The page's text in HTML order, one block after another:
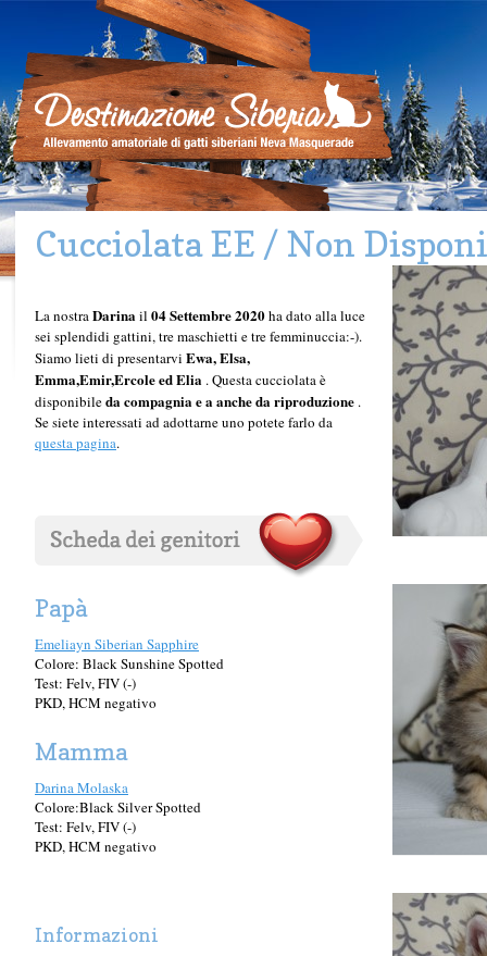
Cucciolata EE / Non
La nostraDarinail 04Settembre 2020ha dato alla luce
sei splendidi gattini, tre maschietti e trefemminuccia:-).
Siamo lieti di presentarvi Ewa, Elsa,
Emma,Emir,Ercole ed Elia . Questa cucciolata è
disponibileda compagnia e a anche da riproduzione .
Se siete interessati ad adottarne uno potete farlo da
questa pagina.
Papà
Emeliayn Siberian Sapphire
Colore: Black Sunshine Spotted
Test: Felv, FIV (-)
PKD, HCM negativo
Mamma
Darina Molaska
Colore:Black Silver Spotted
Test: Felv, FIV (-)
PKD, HCM negativo
Informazioni